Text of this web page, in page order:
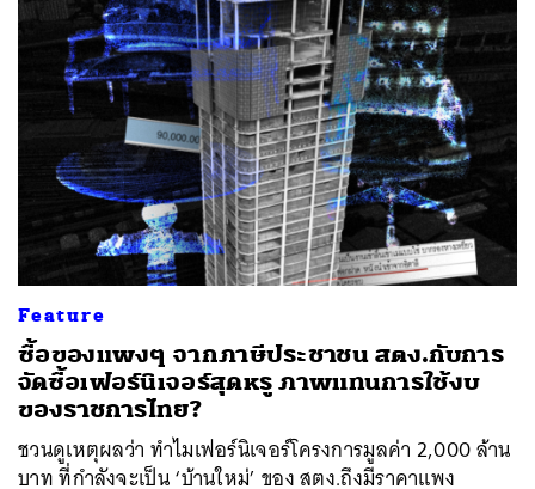
Feature
ซื้อของแพงๆ จากภาษีประชาชน สตง.กับการ
จัดซื้อเฟอร์นิเจอร์สุดหรู ภาพแทนการใช้งบ
ของราชการไทย?
ชวนดูเหตุผลว่า ทำไมเฟอร์นิเจอร์โครงการมูลค่า 2,000 ล้าน
บาท ที่กำลังจะเป็น ‘บ้านใหม่’ ของ สตง.ถึงมีราคาแพง